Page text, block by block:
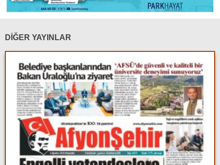
DİĞER YAYINLAR